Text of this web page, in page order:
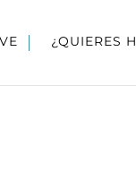
¿QUIERES